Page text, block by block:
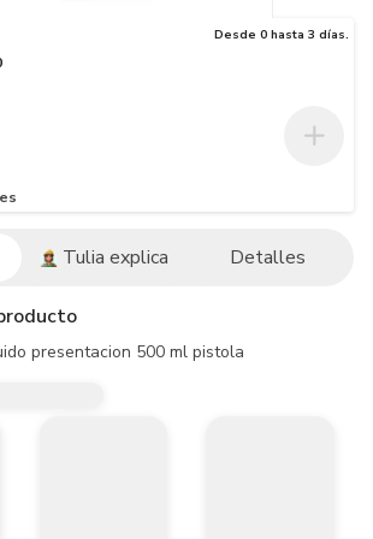
Desde 0 hasta 3 días.
Tulia explica Detalles
presentacion 500 ml pistola